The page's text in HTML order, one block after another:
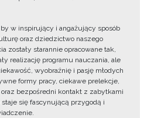
by w inspirujący i angażujący sposób
oraz dziedzictwo naszego
zostały starannie opracowane tak,
realizację programu nauczania, ale
wyobraźnię i pasję młodych
formy pracy, ciekawe prelekcje,
bezpośredni kontakt z zabytkami
staje się fascynującą przygodą i